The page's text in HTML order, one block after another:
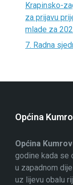
Krapinsko-
za prijavu
mlade za
7. Radna
Općina
Općina
godine kada se
u zapadnom
uz lijevu obalu